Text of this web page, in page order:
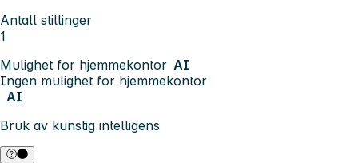
Antall stillinger
1
Mulighet for hjemmekontor AI
Ingen mulighet for hjemmekontor
AI
Bruk av kunstig intelligens